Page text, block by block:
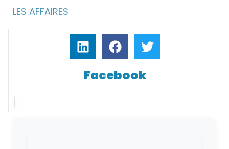
LES AFFAIRES
Facebook